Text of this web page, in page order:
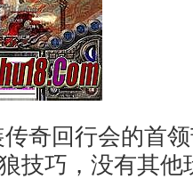
奇回行会的首
技巧，没有其他